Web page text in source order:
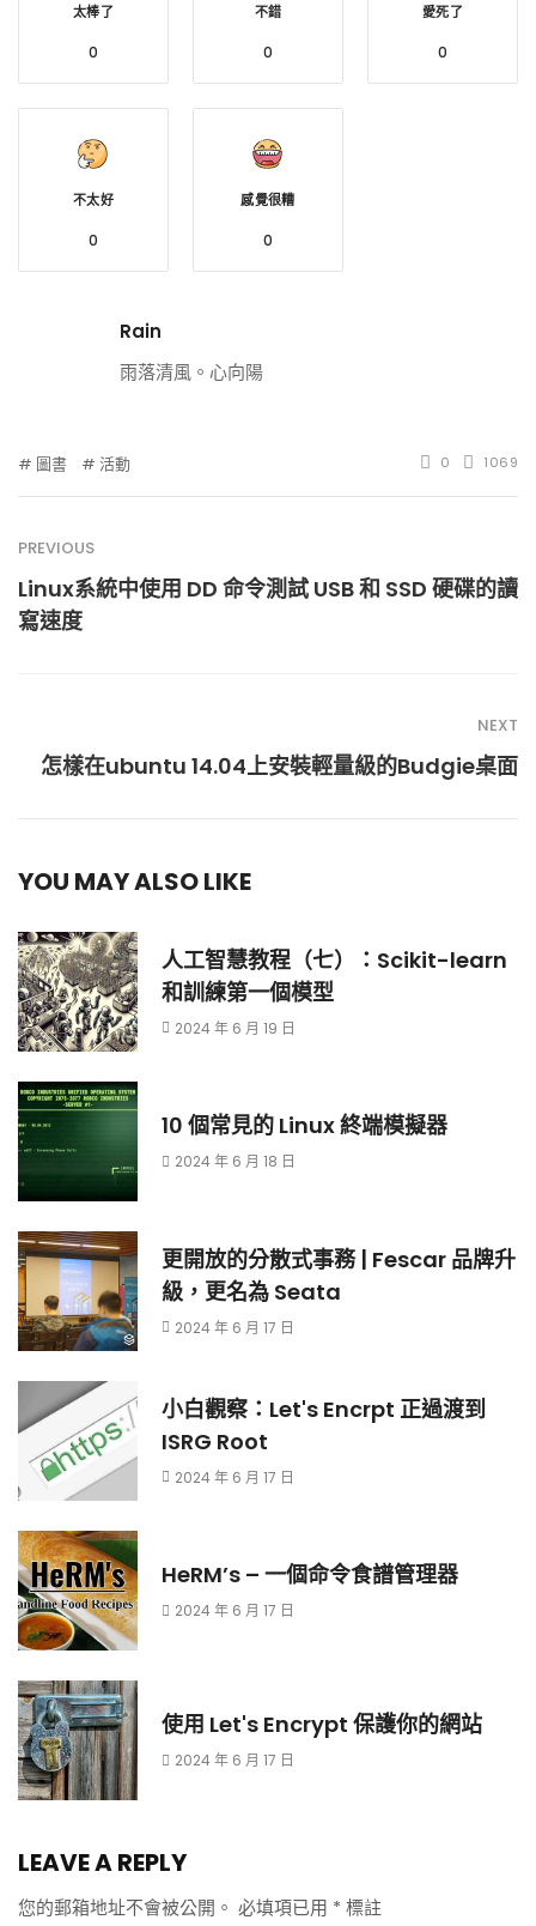
太棒了
0
不錯
0
愛死了
0
不太好
0
感覺很糟
0
Rain
雨落清風。心向陽
圖書 活動 0 1069
PREVIOUS
Linux系統中使用 DD 命令測試 USB 和 SSD 硬碟的讀
寫速度
NEXT
怎樣在ubuntu 14.04上安裝輕量級的Budgie桌面
YOU MAY ALSO LIKE
人工智慧教程（七）：Scikit-learn
和訓練第一個模型
2024 年 6 月 19 日
10 個常見的 Linux 終端模擬器
2024 年 6 月 18 日
更開放的分散式事務 | Fescar 品牌升
級，更名為 Seata
2024 年 6 月 17 日
小白觀察：Let's Encrpt 正過渡到
ISRG Root
2024 年 6 月 17 日
HeRM’s – 一個命令食譜管理器
2024 年 6 月 17 日
使用 Let's Encrypt 保護你的網站
2024 年 6 月 17 日
LEAVE A REPLY
您的郵箱地址不會被公開。 必填項已用 * 標註